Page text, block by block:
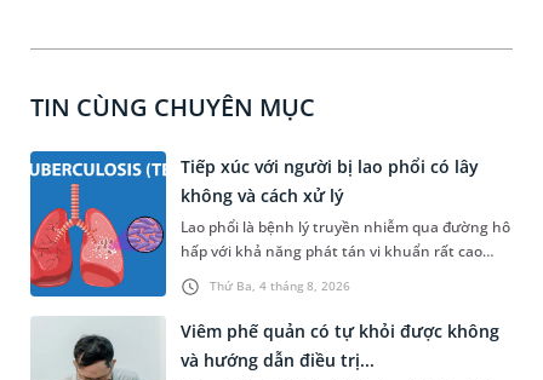
TIN CÙNG CHUYÊN MỤC
Thứ Ba, 4 tháng 8, 2026
Tiếp xúc với người bị lao phổi có lây
không và cách xử lý
Lao phổi là bệnh lý truyền nhiễm qua đường hô
hấp với khả năng phát tán vi khuẩn rất cao
trong cộng đồng nếu không được kiểm soát
tốt. Vậy khi tiếp xúc với người bị lao phổi có lây
không, những yếu tố nào làm tăng nguy cơ
mắc bệnh và bạn cần phải xử lý như thế nào để
bảo vệ sức khỏe một cách khoa học nhất? Bài
Viêm phế quản có tự khỏi được không
và hướng dẫn điều trị...